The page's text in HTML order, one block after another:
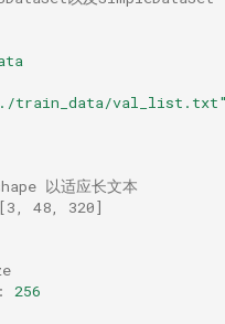
train_data/
以适应长文本
[3, 48, 320]
:
256